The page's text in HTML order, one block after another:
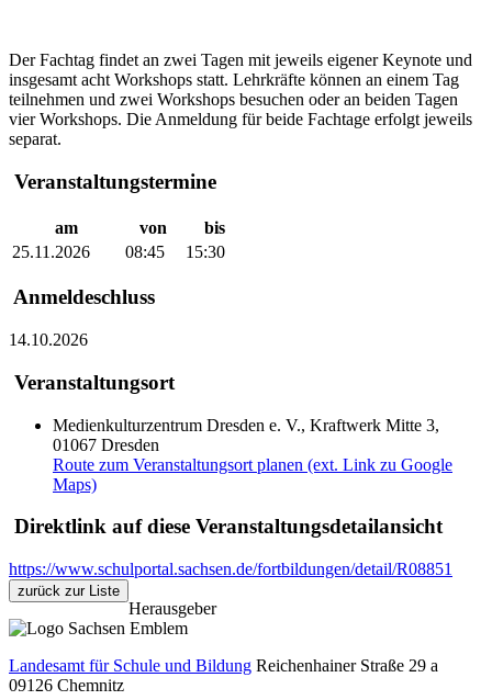
Der Fachtag findet an zwei Tagen mit jeweils eigener Keynote und
insgesamt acht Workshops statt. Lehrkräfte können an einem Tag
teilnehmen und zwei Workshops besuchen oder an beiden Tagen
vier Workshops. Die Anmeldung für beide Fachtage erfolgt jeweils
separat.
Veranstaltungstermine
am von
bis
25.11.2026
08:45 15:30
Anmeldeschluss
14.10.2026
Veranstaltungsort
Medienkulturzentrum Dresden e. V., Kraftwerk Mitte 3,
01067 Dresden
Route zum Veranstaltungsort planen (ext. Link zu Google
Maps)
Direktlink auf diese Veranstaltungsdetailansicht
https://www.schulportal.sachsen.de/fortbildungen/detail/R08851
zurück zur Liste
Herausgeber
Landesamt für Schule und Bildung Reichenhainer Straße 29 a
09126 Chemnitz